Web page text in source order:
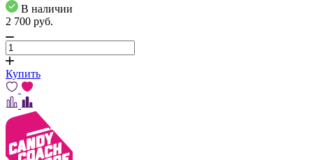
В наличии
2 700 pуб.
Купить